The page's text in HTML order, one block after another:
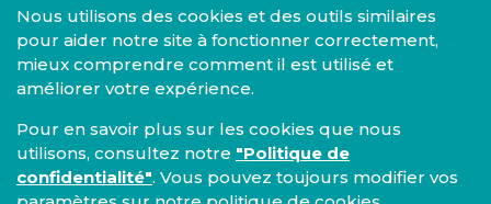
Nous utilisons des cookies et des outils similaires
pour aider notre site à fonctionner correctement,
mieux comprendre comment il est utilisé et
améliorer votre expérience.
Pour en savoir plus sur les cookies que nous
utilisons, consultez notre "Politique de
confidentialité". Vous pouvez toujours modifier vos
Chaussée de Louvain, 82/3
1300 Wavre
+32 10 24 36 36
brabant-wallon@fed.ps.be